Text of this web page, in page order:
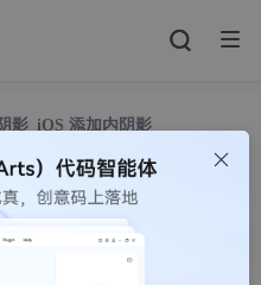
影_iOS 添加内阴影
添加内阴影